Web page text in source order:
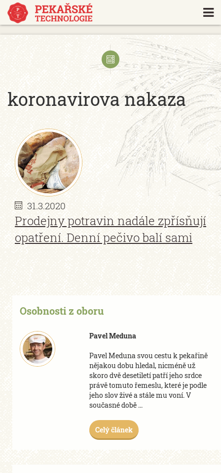
https://www.traditionrolex.com/18
koronavirova nakaza
31.3.2020
Prodejny potravin nadále zpřísňují
opatření. Denní pečivo balí sami
Osobnosti z oboru
Pavel Meduna
Pavel Meduna svou cestu k pekařině
nějakou dobu hledal, nicméně už
skoro dvě desetiletí patří jeho srdce
právě tomuto řemeslu, které je podle
jeho slov živé a stále mu voní. V
současné době ...
Celý článek